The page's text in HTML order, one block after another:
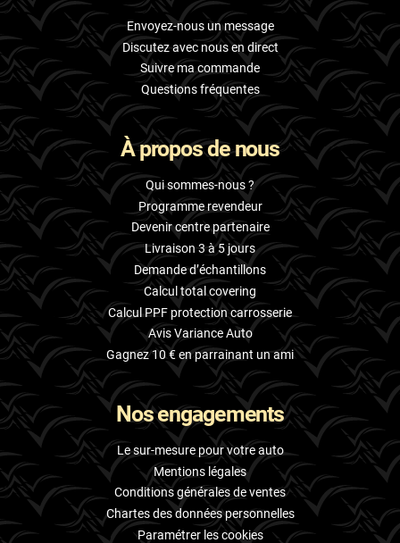
Envoyez-nous un message
Discutez avec nous en direct
Suivre ma commande
Questions fréquentes
À propos de nous
Qui sommes-nous ?
Programme revendeur
Devenir centre partenaire
Livraison 3 à 5 jours
Demande d’échantillons
Calcul total covering
Calcul PPF protection carrosserie
Avis Variance Auto
Gagnez 10 € en parrainant un ami
Nos engagements
Le sur-mesure pour votre auto
Mentions légales
Conditions générales de ventes
Chartes des données personnelles
Paramétrer les cookies